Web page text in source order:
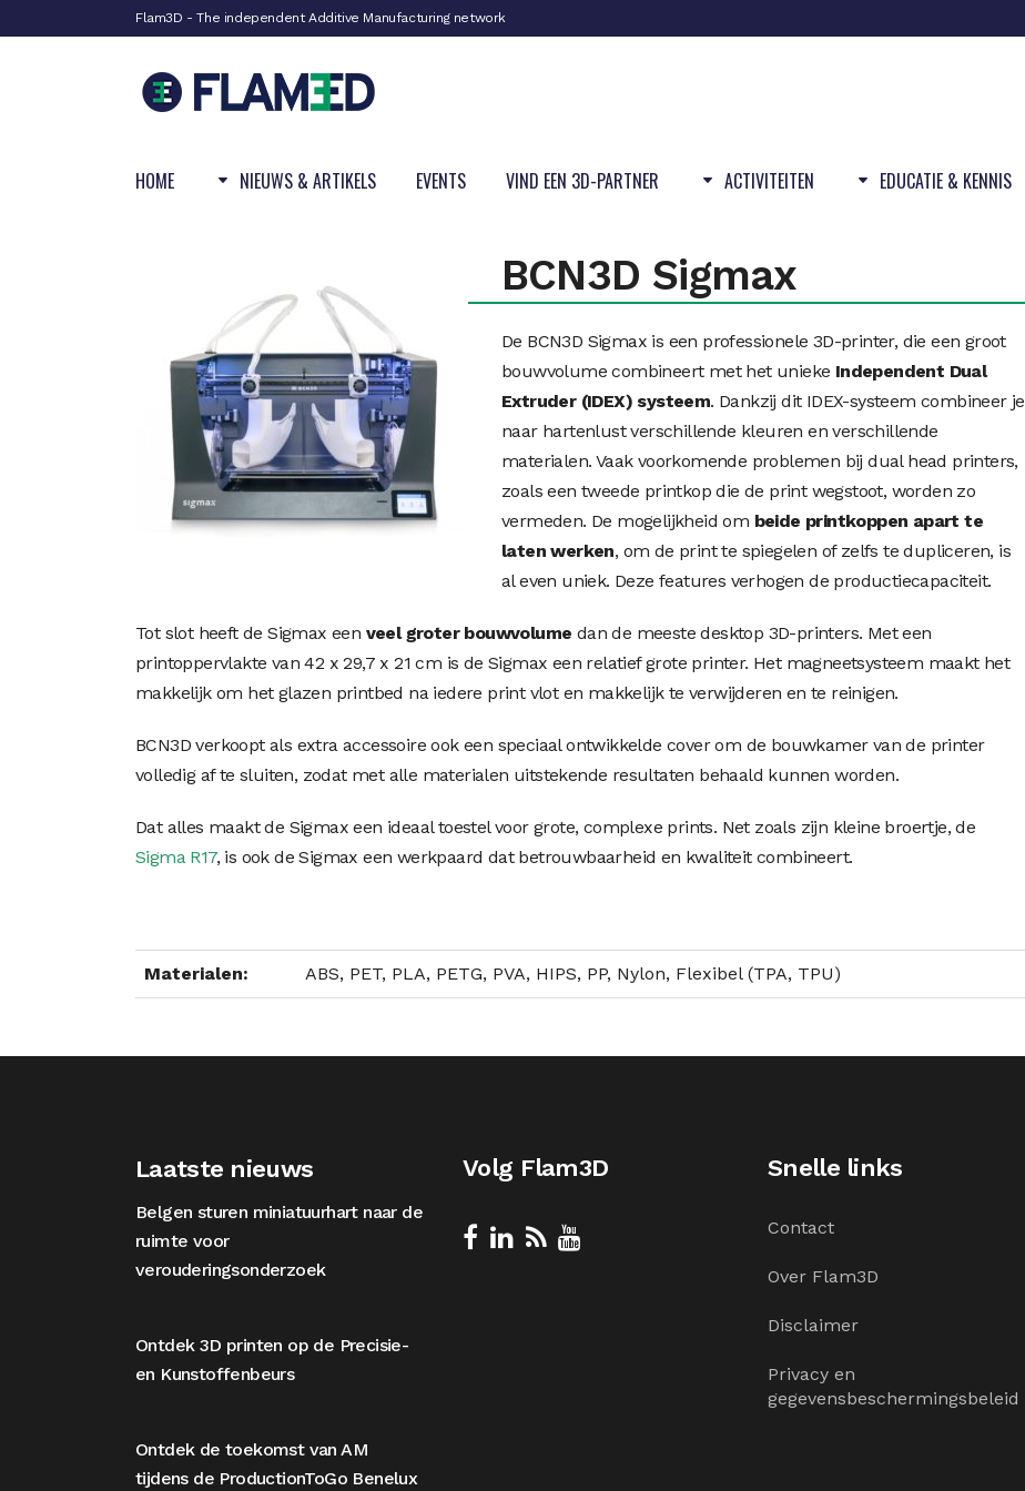
Flam3D - The independent Additive Manufacturing network
HOME NIEUWS & ARTIKELS EVENTS VIND EEN 3D-PARTNER ACTIVITEITEN EDUCATIE & KENNIS
BCN3D Sigmax
De BCN3D Sigmax is een professionele 3D-printer, die een groot
bouwvolume combineert met het unieke Independent Dual
Extruder (IDEX) systeem. Dankzij dit IDEX-systeem combineer je
naar hartenlust verschillende kleuren en verschillende
materialen. Vaak voorkomende problemen bij dual head printers,
zoals een tweede printkop die de print wegstoot, worden zo
vermeden. De mogelijkheid om beide printkoppen apart te
laten werken, om de print te spiegelen of zelfs te dupliceren, is
al even uniek. Deze features verhogen de productiecapaciteit.
Tot slot heeft de Sigmax een veel groter bouwvolume dan de meeste desktop 3D-printers. Met een
printoppervlakte van 42 x 29,7 x 21 cm is de Sigmax een relatief grote printer. Het magneetsysteem maakt het
makkelijk om het glazen printbed na iedere print vlot en makkelijk te verwijderen en te reinigen.
BCN3D verkoopt als extra accessoire ook een speciaal ontwikkelde cover om de bouwkamer van de printer
volledig af te sluiten, zodat met alle materialen uitstekende resultaten behaald kunnen worden.
Dat alles maakt de Sigmax een ideaal toestel voor grote, complexe prints. Net zoals zijn kleine broertje, de
Sigma R17, is ook de Sigmax een werkpaard dat betrouwbaarheid en kwaliteit combineert.
Materialen: ABS, PET, PLA, PETG, PVA, HIPS, PP, Nylon, Flexibel (TPA, TPU)
Laatste nieuws
Belgen sturen miniatuurhart naar de
ruimte voor
verouderingsonderzoek
Ontdek 3D printen op de Precisie-
en Kunstoffenbeurs
Ontdek de toekomst van AM
tijdens de ProductionToGo Benelux
Volg Flam3D Snelle links
Contact
Over Flam3D
Disclaimer
Privacy en
gegevensbeschermingsbeleid